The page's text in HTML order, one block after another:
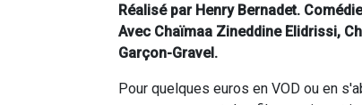
Réalisé par Henry Bernadet.
Avec Chaïmaa Zineddine Elidrissi,
Garçon-Gravel.
Pour quelques euros en VOD ou en